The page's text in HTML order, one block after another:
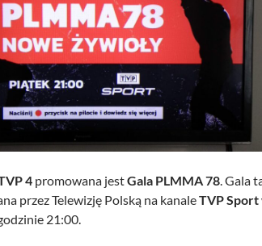
4 promowana jestGala PLMMA 78 . Gala
przez Telewizję Polską na kanaleTVP Sport
21:00.